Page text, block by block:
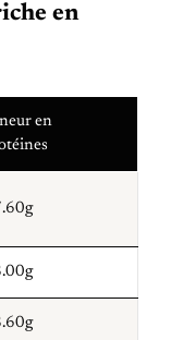
en
en